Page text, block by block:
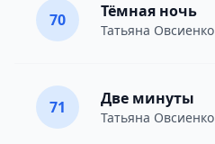
70 Тёмная ночь
Татьяна Овсиенко
71 Две минуты
Татьяна Овсиенко